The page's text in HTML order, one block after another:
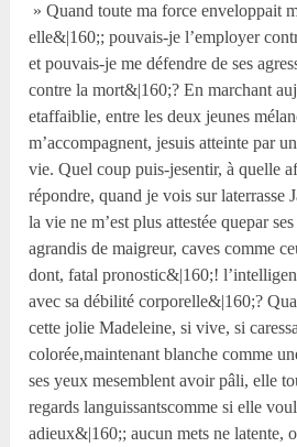
» Quand toute ma force enveloppait
elle&|160;; pouvais-je l’employer
et pouvais-je me défendre de ses
contre la mort&|160;? En marchant
etaffaiblie, entre les deux jeunes
m’accompagnent, jesuis atteinte par
vie. Quel coup puis-jesentir, à quelle
répondre, quand je vois sur laterrasse
la vie ne m’est plus attestée quepar
agrandis de maigreur, caves comme
dont, fatal pronostic&|160;!
avec sa débilité corporelle&|160;?
cette jolie Madeleine, si vive, si
colorée,maintenant blanche comme
ses yeux mesemblent avoir pâli, elle
regards languissantscomme si elle
adieux&|160;; aucun mets ne latente,